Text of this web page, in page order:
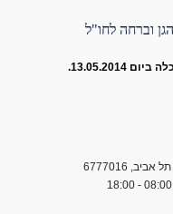
וברחה לחו"ל